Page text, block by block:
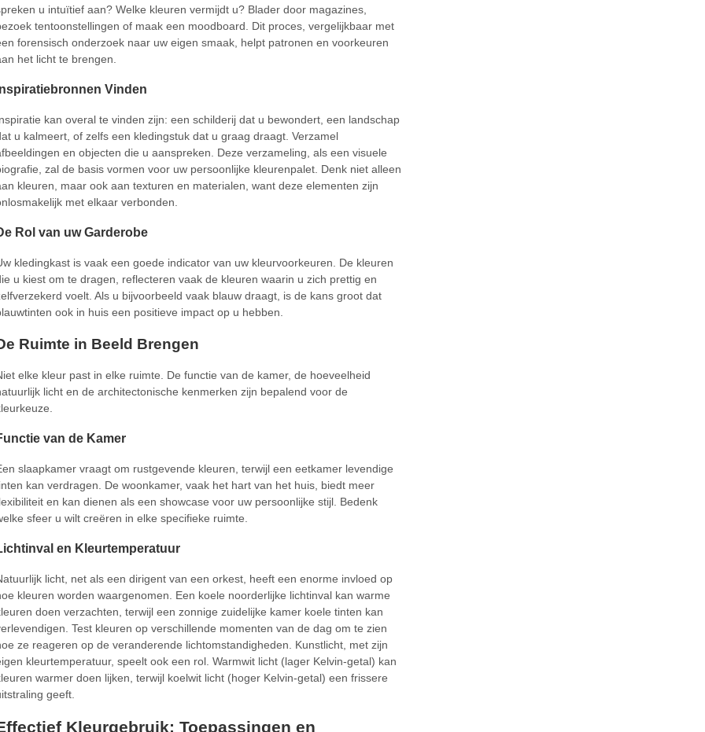
u intuïtief aan? Welke kleuren vermijdt u? Blader door magazines,
tentoonstellingen of maak een moodboard. Dit proces, vergelijkbaar met
forensisch onderzoek naar uw eigen smaak, helpt patronen en voorkeuren
het licht te brengen.
Vinden
kan overal te vinden zijn: een schilderij dat u bewondert, een landschap
u kalmeert, of zelfs een kledingstuk dat u graag draagt. Verzamel
en objecten die u aanspreken. Deze verzameling, als een visuele
zal de basis vormen voor uw persoonlijke kleurenpalet. Denk niet alleen
kleuren, maar ook aan texturen en materialen, want deze elementen zijn
met elkaar verbonden.
Rol van uw Garderobe
kledingkast is vaak een goede indicator van uw kleurvoorkeuren. De kleuren
u kiest om te dragen, reflecteren vaak de kleuren waarin u zich prettig en
voelt. Als u bijvoorbeeld vaak blauw draagt, is de kans groot dat
ook in huis een positieve impact op u hebben.
Ruimte in Beeld Brengen
elke kleur past in elke ruimte. De functie van de kamer, de hoeveelheid
licht en de architectonische kenmerken zijn bepalend voor de
van de Kamer
slaapkamer vraagt om rustgevende kleuren, terwijl een eetkamer levendige
kan verdragen. De woonkamer, vaak het hart van het huis, biedt meer
en kan dienen als een showcase voor uw persoonlijke stijl. Bedenk
sfeer u wilt creëren in elke specifieke ruimte.
en Kleurtemperatuur
licht, net als een dirigent van een orkest, heeft een enorme invloed op
kleuren worden waargenomen. Een koele noorderlijke lichtinval kan warme
doen verzachten, terwijl een zonnige zuidelijke kamer koele tinten kan
Test kleuren op verschillende momenten van de dag om te zien
ze reageren op de veranderende lichtomstandigheden. Kunstlicht, met zijn
kleurtemperatuur, speelt ook een rol. Warmwit licht (lager Kelvin-getal) kan
warmer doen lijken, terwijl koelwit licht (hoger Kelvin-getal) een frissere
geeft.
Kleurgebruik: Toepassingen en